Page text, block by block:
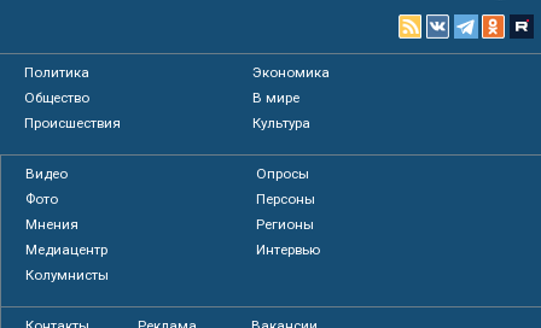
Политика
Экономика
Общество
В мире
Происшествия
Культура
Видео
Опросы
Фото
Персоны
Мнения
Регионы
Медиацентр
Интервью
Колумнисты